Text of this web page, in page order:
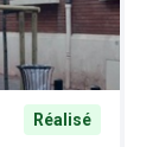
Réalisé